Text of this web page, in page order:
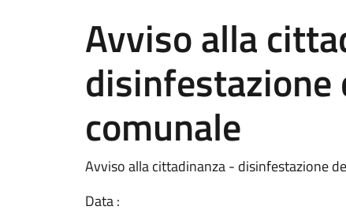
Avviso alla
comunale
Avviso alla cittadinanza - disinfestazione
Data :